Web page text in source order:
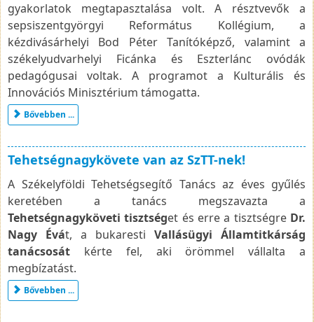
gyakorlatok megtapasztalása volt. A résztvevők a
sepsiszentgyörgyi Református Kollégium, a
kézdivásárhelyi Bod Péter Tanítóképző, valamint a
székelyudvarhelyi Ficánka és Eszterlánc ovódák
pedagógusai voltak. A programot a Kulturális és
Innovációs Minisztérium támogatta.
Bővebben ...
Tehetségnagykövete van az SzTT-nek!
A Székelyföldi Tehetségsegítő Tanács az éves gyűlés
keretében a tanács megszavazta a
Tehetségnagykövetitisztséget és erre a tisztségre Dr.
Nagy Évát, a bukaresti Vallásügyi Államtitkárság
tanácsosát kérte fel, aki örömmel vállalta a
megbízatást.
Bővebben ...